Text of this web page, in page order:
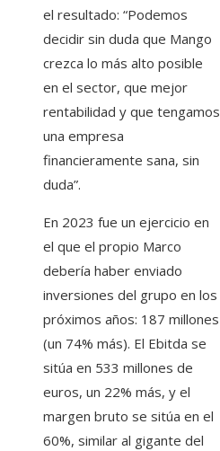
el resultado: “Podemos
decidir sin duda que Mango
crezca lo más alto posible
en el sector, que mejor
rentabilidad y que tengamos
una empresa
financieramente sana, sin
duda”.
En 2023 fue un ejercicio en
el que el propio Marco
debería haber enviado
inversiones del grupo en los
próximos años: 187 millones
(un 74% más). El Ebitda se
sitúa en 533 millones de
euros, un 22% más, y el
margen bruto se sitúa en el
60%, similar al gigante del